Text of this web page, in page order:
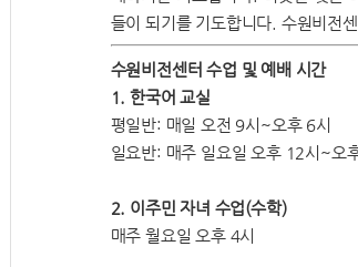
들이 되기를 기도합니다. 수원비전
수원비전센터 수업 및 예배 시간
1. 한국어 교실
평일반: 매일 오전 9시~오후 6시
일요반: 매주 일요일 오후 12시~오
2. 이주민 자녀 수업(수학)
매주 월요일 오후 4시